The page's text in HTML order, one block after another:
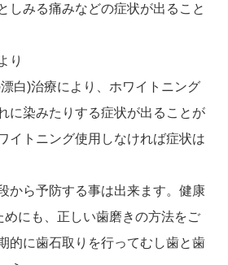
しみる痛みなどの症状が出ること
り
白)治療により、ホワイトニング
に染みたりする症状が出ることが
イトニング使用しなければ症状は
から予防する事は出来ます。健康
めにも、正しい歯磨きの方法をご
的に歯石取りを行ってむし歯と歯